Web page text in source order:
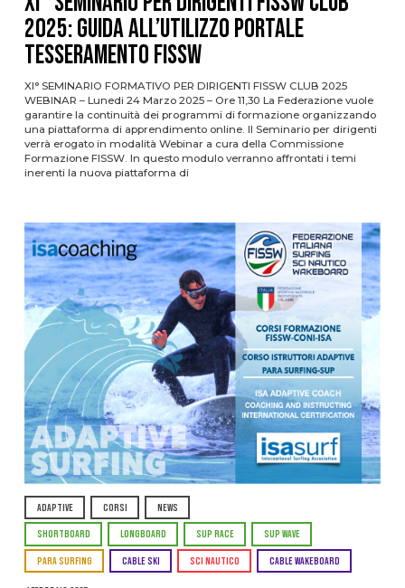
2025: Guida all’utilizzo Portale
Tesseramento FISSW
XI° SEMINARIO FORMATIVO PER DIRIGENTI FISSW CLUB 2025
WEBINAR – Lunedi 24 Marzo 2025 – Ore 11,30 La Federazione vuole
garantire la continuità dei programmi di formazione organizzando
una piattaforma di apprendimento online. Il Seminario per dirigenti
verrà erogato in modalità Webinar a cura della Commissione
Formazione FISSW. In questo modulo verranno affrontati i temi
inerenti la nuova piattaforma di
ADAPTIVE CORSI NEWS
SHORTBOARD LONGBOARD SUP RACE SUP WAVE
PARA SURFING CABLE SKI SCI NAUTICO CABLE WAKEBOARD